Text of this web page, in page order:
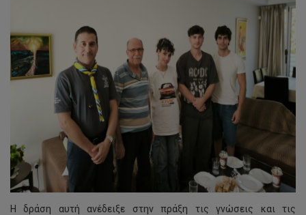
Η δράση αυτή ανέδειξε στην πράξη τις γνώσεις και τις